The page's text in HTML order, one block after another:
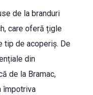
de la branduri
care oferă țigle
tip de acoperiș. De
din
de la Bramac,
împotriva